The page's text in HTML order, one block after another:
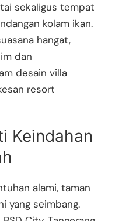
sekaligus tempat
kolam ikan.
hangat,
dan
desain villa
resort
Keindahan
alami, taman
yang seimbang.